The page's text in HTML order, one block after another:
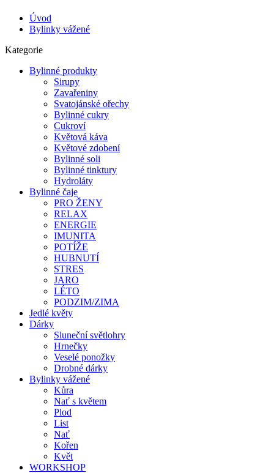
Úvod
Bylinky vážené
Kategorie
Bylinné produkty
Sirupy
Zavařeniny
Svatojánské ořechy
Bylinné cukry
Cukroví
Květová káva
Květové zdobení
Bylinné soli
Bylinné tinktury
Hydroláty
Bylinné čaje
PRO ŽENY
RELAX
ENERGIE
IMUNITA
POTÍŽE
HUBNUTÍ
STRES
JARO
LÉTO
PODZIM/ZIMA
Jedlé květy
Dárky
Sluneční světlohry
Hrnečky
Veselé ponožky
Drobné dárky
Bylinky vážené
Kůra
Nať s květem
Plod
List
Nať
Kořen
Květ
WORKSHOP